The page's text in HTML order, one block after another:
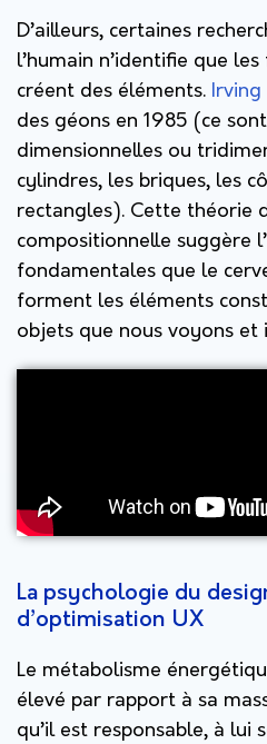
D’ailleurs, certaines
l’humain n’identifie que
créent des éléments. Irving
des géons en 1985 (ce
dimensionnelles ou
cylindres, les briques, les
rectangles). Cette théorie
compositionnelle suggère
fondamentales que le
forment les éléments
objets que nous voyons et
La psychologie du
d’optimisation UX
Le métabolisme
élevé par rapport à sa
qu’il est responsable, à lui